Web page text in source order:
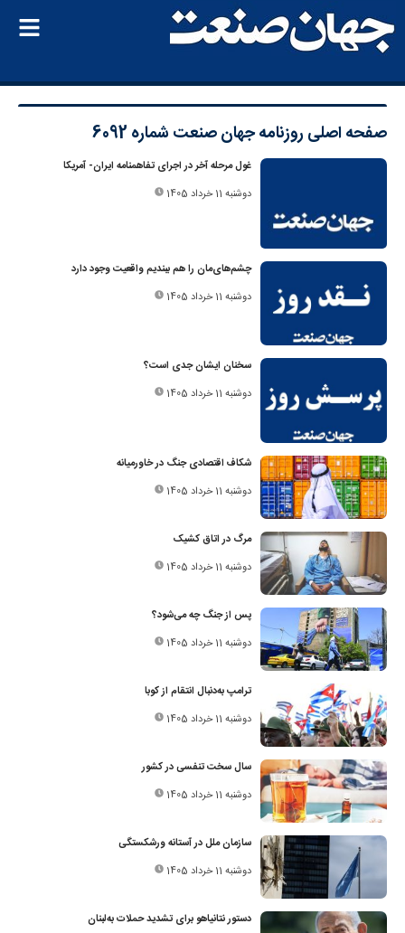
صفحه اصلی روزنامه جهان صنعت شماره 6092
غول مرحله آخر در اجرای تفاهمنامه ایران- آمریکا
دوشنبه 11 خرداد 1405
چشم‌های‌مان را هم ببندیم واقعیت وجود دارد
دوشنبه 11 خرداد 1405
سخنان ایشان جدی است؟
دوشنبه 11 خرداد 1405
شکاف اقتصادی جنگ در خاورمیانه
دوشنبه 11 خرداد 1405
مرگ در اتاق کشیک
دوشنبه 11 خرداد 1405
پس از جنگ چه می‌شود؟
دوشنبه 11 خرداد 1405
ترامپ به‌دنبال انتقام از کوبا
دوشنبه 11 خرداد 1405
سال سخت تنفسی در کشور
دوشنبه 11 خرداد 1405
سازمان ملل در آستانه ورشکستگی
دوشنبه 11 خرداد 1405
دستور نتانیاهو برای تشدید حملات به‌لبنان